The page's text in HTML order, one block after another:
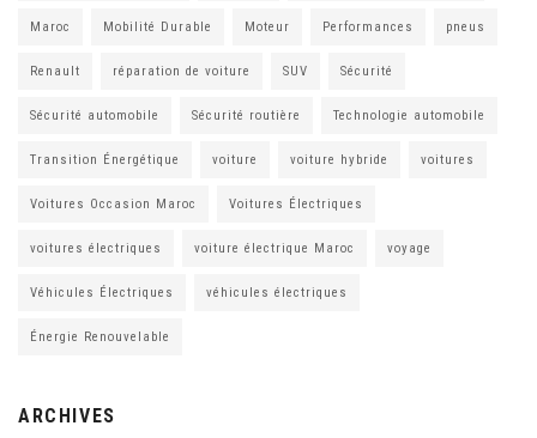
Maroc Mobilité Durable Moteur Performances pneus
Renault réparation de voiture SUV Sécurité
Sécurité automobile Sécurité routière Technologie automobile
Transition Énergétique voiture voiture hybride voitures
Voitures Occasion Maroc Voitures Électriques
voitures électriques voiture électrique Maroc voyage
Véhicules Électriques véhicules électriques
Énergie Renouvelable
ARCHIVES